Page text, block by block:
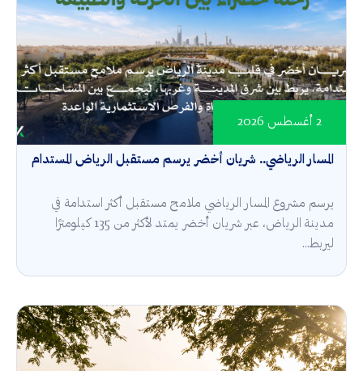
المسار الرياضي.. شريان أخضر يرسم مستقبل الرياض المستدام
2 أغسطس 2026
يرسم مشروع المسار الرياضي ملامح مستقبل أكثر استدامة في
مدينة الرياض، عبر شريان أخضر يمتد لأكثر من 135 كيلومترًا
ليربط...